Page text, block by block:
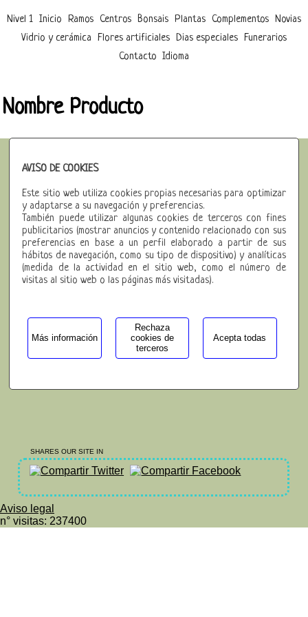
AVISO DE COOKIES
Este sitio web utiliza cookies propias necesarias para optimizar
y adaptarse a su navegación y preferencias.
También puede utilizar algunas cookies de terceros con fines
publicitarios (mostrar anuncios y contenido relacionado con sus
preferencias en base a un perfil elaborado a partir de sus
hábitos de navegación, como su tipo de dispositivo) y analíticas
(medida de la actividad en el sitio web, como el número de
visitas al sitio web o las páginas más visitadas).
Más información
Rechaza
cookies de
terceros
Acepta todas
Nivel 1 Inicio Ramos Centros Bonsais Plantas Complementos Novias
Vidrio y cerámica Flores artificiales Dias especiales Funerarios
Contacto Idioma
Nombre Producto
Brunea Flors
Muralla Sant DomÃ¨nec, 34
08241 - Manresa (Barcelona)
93 872 68 37
Fax: 93 872 68 37
SHARES OUR SITE IN
Aviso legal
n° visitas: 237400